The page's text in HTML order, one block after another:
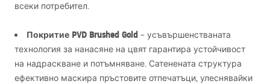
всеки потребител.
Покритие PVD Brushed Gold – усъвършенстваната
технология за нанасяне на цвят гарантира устойчивост
на надраскване и потъмняване. Сатенената структура
ефективно маскира пръстовите отпечатъци, улеснявайки